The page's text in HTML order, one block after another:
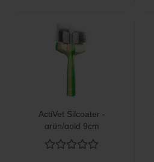
ActiVet Silcoater -
grün/gold 9cm